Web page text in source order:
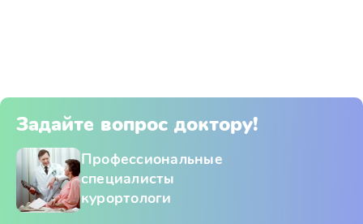
Задайте вопрос доктору!
Профессиональные
специалисты
курортологи